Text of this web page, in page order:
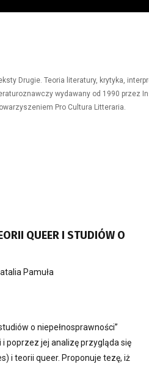
Drugie. Teoria literatury, krytyka,
wydawany od 1990 przez
Pro Cultura Litteraria.
QUEER I STUDIÓW O
Pamuła
o niepełnosprawności”
poprzez jej analizę przygląda się
i teorii queer. Proponuje tezę, iż